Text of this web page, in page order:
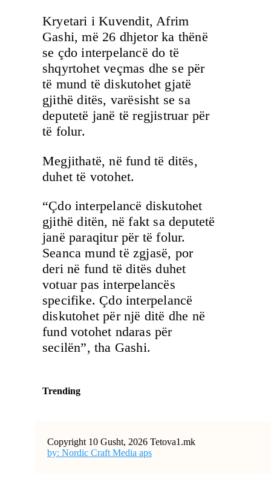
Kryetari i Kuvendit, Afrim
Gashi, më 26 dhjetor ka thënë
se çdo interpelancë do të
shqyrtohet veçmas dhe se për
të mund të diskutohet gjatë
gjithë ditës, varësisht se sa
deputetë janë të regjistruar për
të folur.
Megjithatë, në fund të ditës,
duhet të votohet.
“Çdo interpelancë diskutohet
gjithë ditën, në fakt sa deputetë
janë paraqitur për të folur.
Seanca mund të zgjasë, por
deri në fund të ditës duhet
votuar pas interpelancës
specifike. Çdo interpelancë
diskutohet për një ditë dhe në
fund votohet ndaras për
secilën”, tha Gashi.
Trending
Copyright 10 Gusht, 2026 Tetova1.mk
by: Nordic Craft Media aps